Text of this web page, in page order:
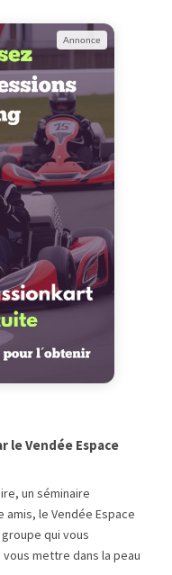
Annonce
le Vendée Espace
un séminaire
le Vendée Espace
qui vous
mettre dans la peau